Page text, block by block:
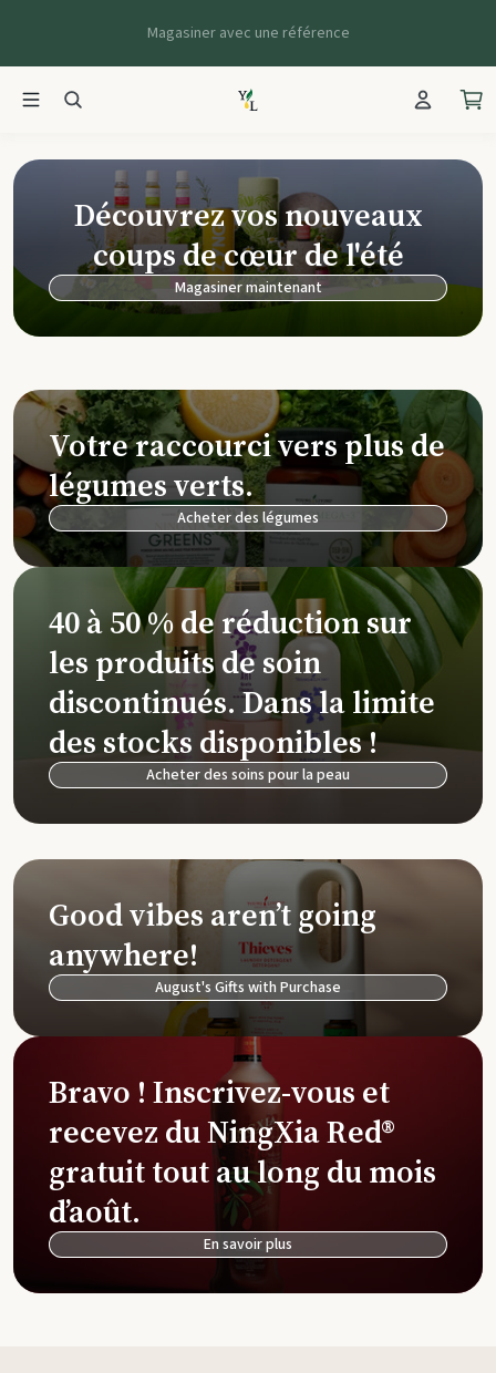
Magasiner avec une référence
Young Living
Découvrez vos nouveaux
coups de cœur de l'été
Magasiner maintenant
Votre raccourci vers plus de
légumes verts.
Acheter des légumes
40 à 50 % de réduction sur
les produits de soin
discontinués. Dans la limite
des stocks disponibles !
Acheter des soins pour la peau
Good vibes aren’t going
anywhere!
August's Gifts with Purchase
Bravo ! Inscrivez-vous et
recevez du NingXia Red®
gratuit tout au long du mois
d’août.
En savoir plus